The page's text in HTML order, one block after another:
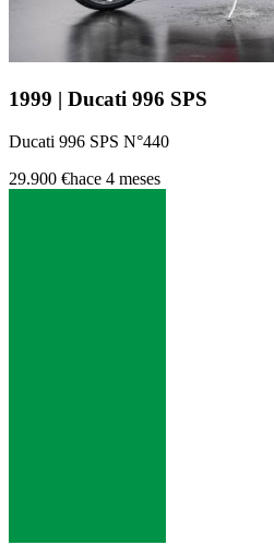
1999 | Ducati 996 SPS
Ducati 996 SPS N°440
29.900 €hace 4 meses